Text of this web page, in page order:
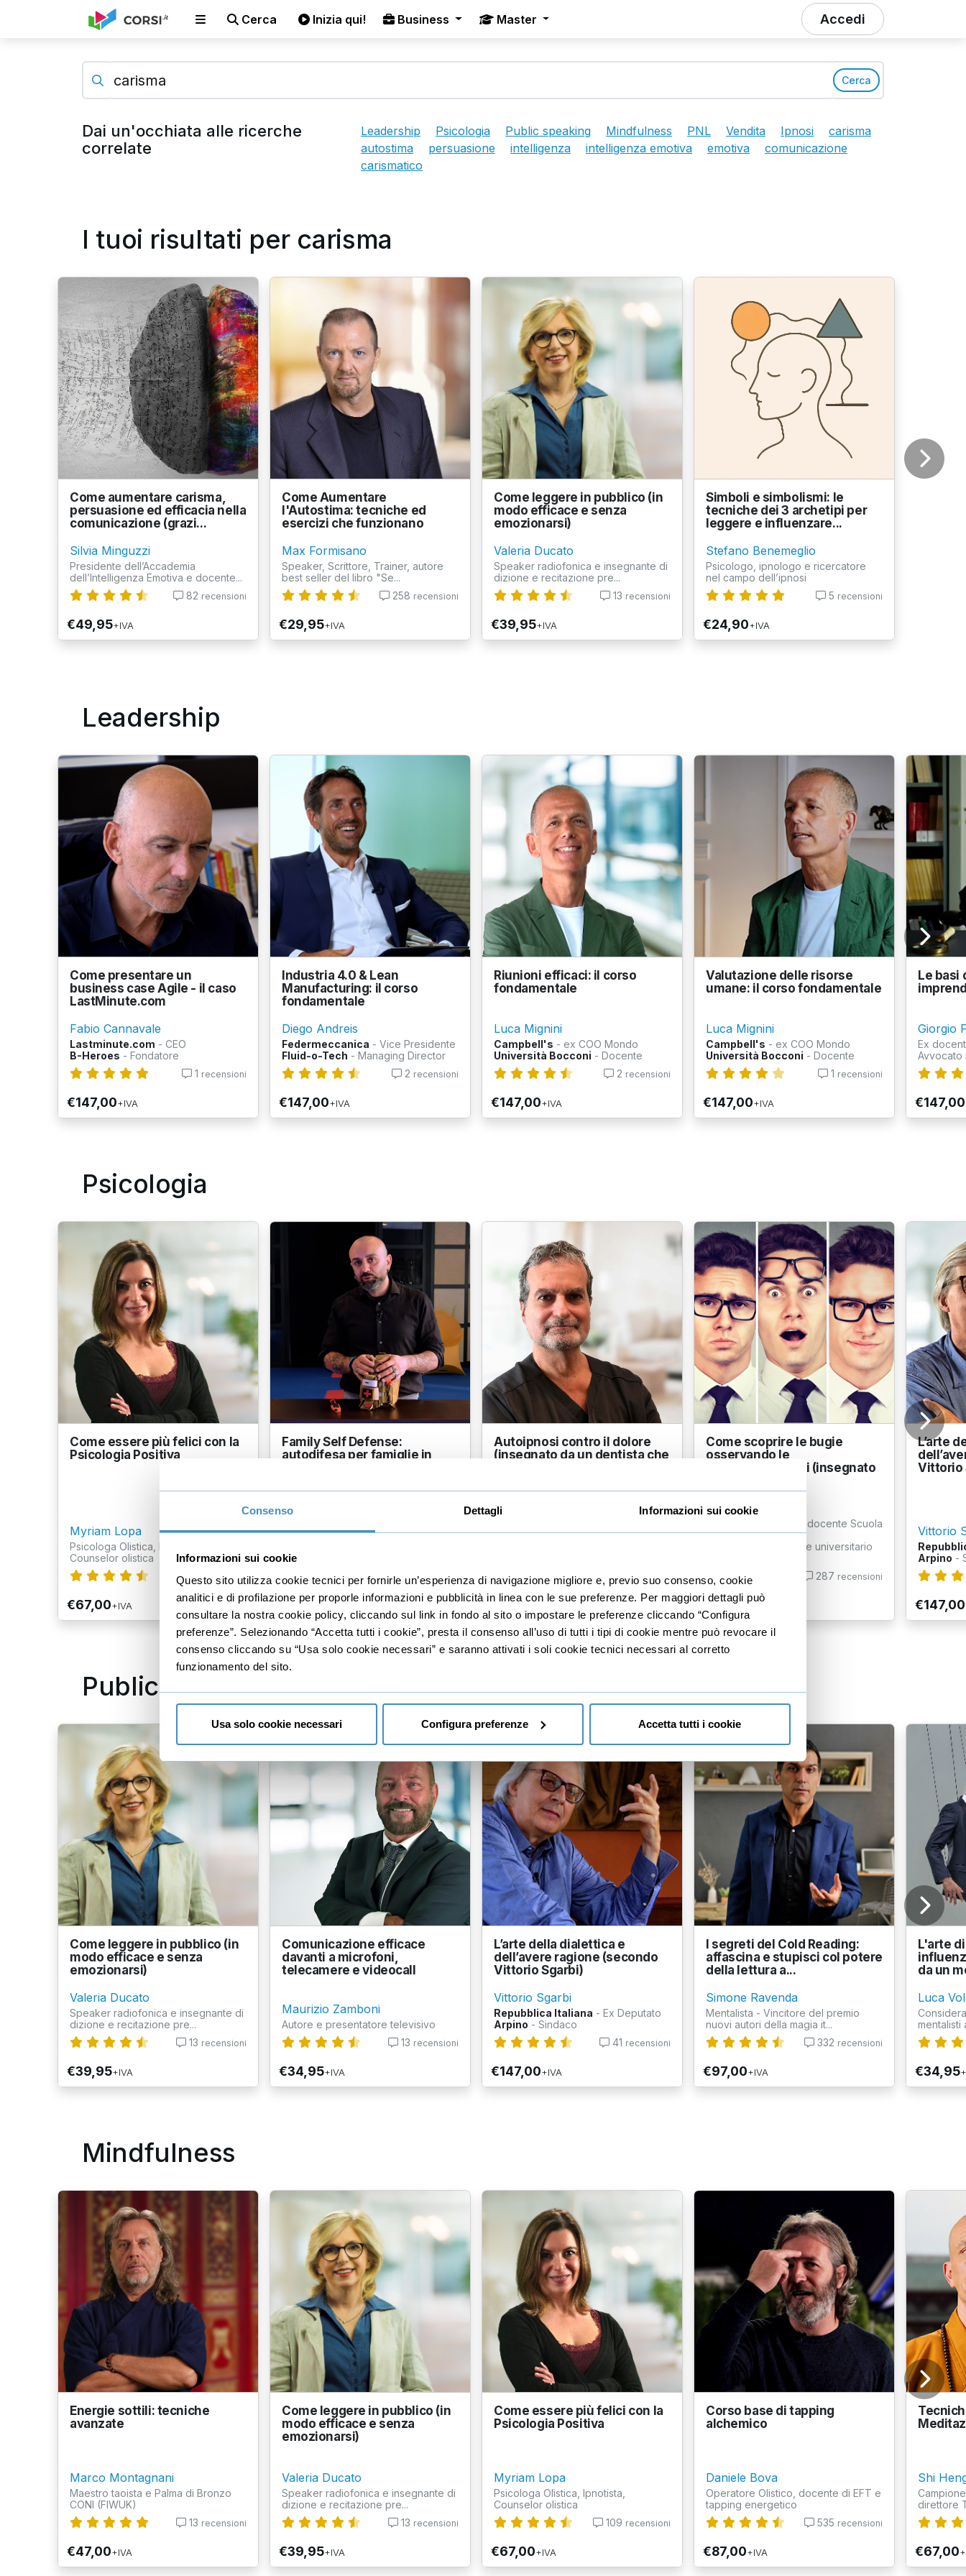
Consenso Dettagli Informazioni sui cookie
Informazioni sui cookie
Questo sito utilizza cookie tecnici per fornirle un’esperienza di navigazione migliore e, previo suo consenso, cookie
analitici e di profilazione per proporle informazioni e pubblicità in linea con le sue preferenze. Per maggiori dettagli può
consultare la nostra cookie policy, cliccando sul link in fondo al sito o impostare le preferenze cliccando “Configura
preferenze”. Selezionando “Accetta tutti i cookie”, presta il consenso all’uso di tutti i tipi di cookie mentre può revocare il
consenso cliccando su “Usa solo cookie necessari” e saranno attivati i soli cookie tecnici necessari al corretto
funzionamento del sito.
Usa solo cookie necessari Configura preferenze Accetta tutti i cookie
Cerca Inizia qui! Business Master Accedi
Cerca
Dai un'occhiata alle ricerche
correlate
Leadership Psicologia Public speaking Mindfulness PNL Vendita Ipnosi
carisma
autostima
persuasione intelligenza intelligenza emotiva emotiva
comunicazione
carismatico
I tuoi risultati per carisma
Come aumentare carisma,
persuasione ed efficacia nella
comunicazione (grazi...
Silvia Minguzzi
Presidente dell’Accademia
dell’Intelligenza Emotiva e docente...
82 recensioni
€49,95+IVA
Come Aumentare
l'Autostima: tecniche ed
esercizi che funzionano
Max Formisano
Speaker, Scrittore, Trainer, autore
best seller del libro "Se...
258 recensioni
€29,95+IVA
Come leggere in pubblico (in
modo efficace e senza
emozionarsi)
Valeria Ducato
Speaker radiofonica e insegnante di
dizione e recitazione pre...
13 recensioni
€39,95+IVA
Simboli e simbolismi: le
tecniche dei 3 archetipi per
leggere e influenzare...
Stefano Benemeglio
Psicologo, ipnologo e ricercatore
nel campo dell’ipnosi
5 recensioni
€24,90+IVA
Leadership
Come presentare un
business case Agile - il caso
LastMinute.com
Fabio Cannavale
Lastminute.com - CEO
B-Heroes - Fondatore
1 recensioni
€147,00+IVA
Industria 4.0 & Lean
Manufacturing: il corso
fondamentale
Diego Andreis
Federmeccanica - Vice Presidente
Fluid-o-Tech - Managing Director
2 recensioni
€147,00+IVA
Riunioni efficaci: il corso
fondamentale
Luca Mignini
Campbell's - ex COO Mondo
Università Bocconi - Docente
2 recensioni
€147,00+IVA
Valutazione delle risorse
umane: il corso fondamentale
Luca Mignini
Campbell's - ex COO Mondo
Università Bocconi - Docente
1 recensioni
€147,00+IVA
Le basi
Giorgio
Ex
Avvocato
€147,00
Psicologia
Come essere più felici con la
Psicologia Positiva
Myriam Lopa
Psicologa Olistica, Ipnotista,
Counselor olistica
109recensioni
€67,00+IVA
Family Self Defense:
autodifesa per famiglie in
Vincenzo Nigro
urbana) e tecniche di difes...
40recensioni
€69,00 +IVA
Autoipnosi contro il dolore
(insegnato da un dentista che
Stefano Di Biagio
82recensioni
€67,00
Come scoprire le bugie
osservando le
microespressioni (insegnato
Enzo Kermol
- Ex docente Scuola
Allievi Agenti
- Docente universitario
287 recensioni
€127,00
L’arte
Vittorio
Vittorio
Arpino -
€147,00
Public speaking
Come leggere in pubblico (in
modo efficace e senza
emozionarsi)
Valeria Ducato
Speaker radiofonica e insegnante di
dizione e recitazione pre...
13 recensioni
€39,95+IVA
Comunicazione efficace
davanti a microfoni,
telecamere e videocall
Maurizio Zamboni
Autore e presentatore televisivo
13 recensioni
€34,95+IVA
L’arte della dialettica e
dell’avere ragione (secondo
Vittorio Sgarbi)
Vittorio Sgarbi
Repubblica Italiana - Ex Deputato
Arpino - Sindaco
41 recensioni
€147,00+IVA
I segreti del Cold Reading:
affascina e stupisci col potere
della lettura a...
Simone Ravenda
Mentalista - Vincitore del premio
nuovi autori della magia it...
332 recensioni
€97,00+IVA
L'arte
da un
Luca
mentalisti
€34,95
Mindfulness
Energie sottili: tecniche
avanzate
Marco Montagnani
Maestro taoista e Palma di Bronzo
CONI (FIWUK)
13 recensioni
€47,00+IVA
Come leggere in pubblico (in
modo efficace e senza
emozionarsi)
Valeria Ducato
Speaker radiofonica e insegnante di
dizione e recitazione pre...
13 recensioni
€39,95+IVA
Come essere più felici con la
Psicologia Positiva
Myriam Lopa
Psicologa Olistica, Ipnotista,
Counselor olistica
109 recensioni
€67,00+IVA
Corso base di tapping
alchemico
Daniele Bova
Operatore Olistico, docente di EFT e
tapping energetico
535 recensioni
€87,00+IVA
Shi
direttore
€67,00